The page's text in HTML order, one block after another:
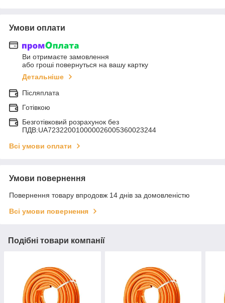
Умови оплати
Ви отримаєте замовлення
або гроші повернуться на вашу картку
Детальніше
Післяплата
Готівкою
Безготівковий розрахунок без
ПДВ:UA723220010000026005360023244
Всі умови оплати
Умови повернення
Повернення товару впродовж 14 днів за домовленістю
Всі умови повернення
Подібні товари компанії